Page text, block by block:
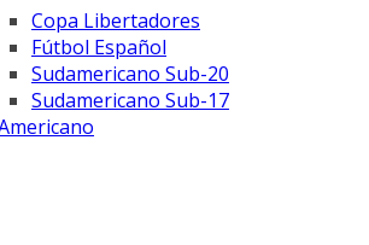
Copa Libertadores
Fútbol Español
Sudamericano Sub-20
Sudamericano Sub-17